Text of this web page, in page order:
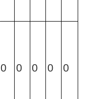
0 0 0 0 0